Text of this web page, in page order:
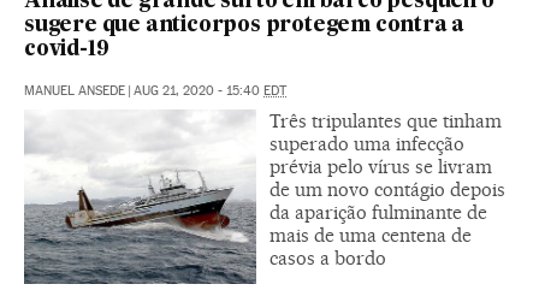
sugere que anticorpos protegem contra a
covid-19
MANUEL ANSEDE | AUG 21, 2020 - 15:40 EDT
Três tripulantes que tinham
superado uma infecção
prévia pelo vírus se livram
de um novo contágio depois
da aparição fulminante de
mais de uma centena de
casos a bordo